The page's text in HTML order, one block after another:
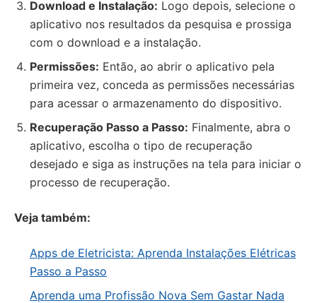
Download e Instalação: Logo depois, selecione o
aplicativo nos resultados da pesquisa e prossiga
com o download e a instalação.
Permissões: Então, ao abrir o aplicativo pela
primeira vez, conceda as permissões necessárias
para acessar o armazenamento do dispositivo.
Recuperação Passo a Passo: Finalmente, abra o
aplicativo, escolha o tipo de recuperação
desejado e siga as instruções na tela para iniciar o
processo de recuperação.
Veja também:
Apps de Eletricista: Aprenda Instalações Elétricas
Passo a Passo
Aprenda uma Profissão Nova Sem Gastar Nada